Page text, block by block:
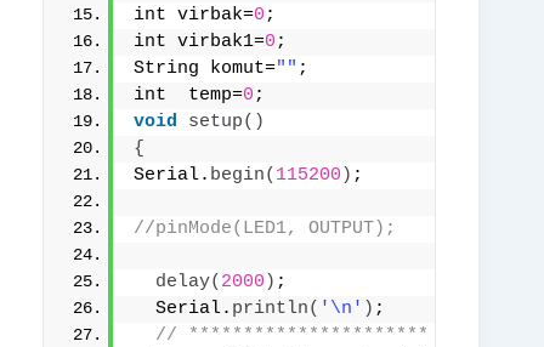
int virbak=0 ;
int virbak1=0 ;
String komut="" ;
int  temp=0 ;
void
setup()
{
Serial. begin( 115200 ) ;
//pinMode(LED1, OUTPUT);
delay( 2000 ) ;
  Serial.
println( '\n' ) ;
// **********************  seri